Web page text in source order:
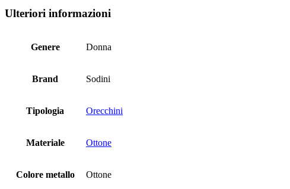
Ulteriori informazioni
Genere Donna
Brand Sodini
Tipologia Orecchini
Materiale Ottone
Colore metallo Ottone